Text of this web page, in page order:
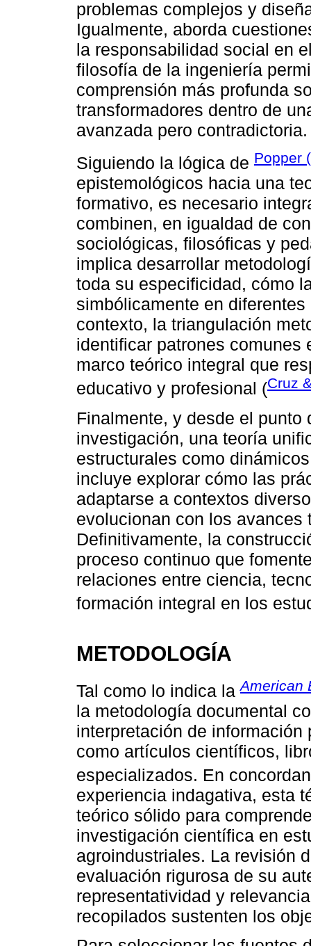
problemas complejos y
Igualmente, aborda
la responsabilidad social en
filosofía de la ingeniería
comprensión más profunda
transformadores dentro de
avanzada pero contradictoria.
Siguiendo la lógica de Popper
epistemológicos hacia una
formativo, es necesario
combinen, en igualdad de
sociológicas, filosóficas y
implica desarrollar
toda su especificidad, cómo
simbólicamente en
contexto, la triangulación
identificar patrones comunes
marco teórico integral que
educativo y profesional (Cruz
Finalmente, y desde el
investigación, una teoría
estructurales como
incluye explorar cómo las
adaptarse a contextos
evolucionan con los
Definitivamente, la
proceso continuo que
relaciones entre ciencia,
formación integral en los
METODOLOGÍA
Tal como lo indica laAmerican
la metodología documental
interpretación de
como artículos científicos,
especializados. En
experiencia indagativa, esta
teórico sólido para
investigación científica en
agroindustriales. La revisión
evaluación rigurosa de su
representatividad y
recopilados sustenten los